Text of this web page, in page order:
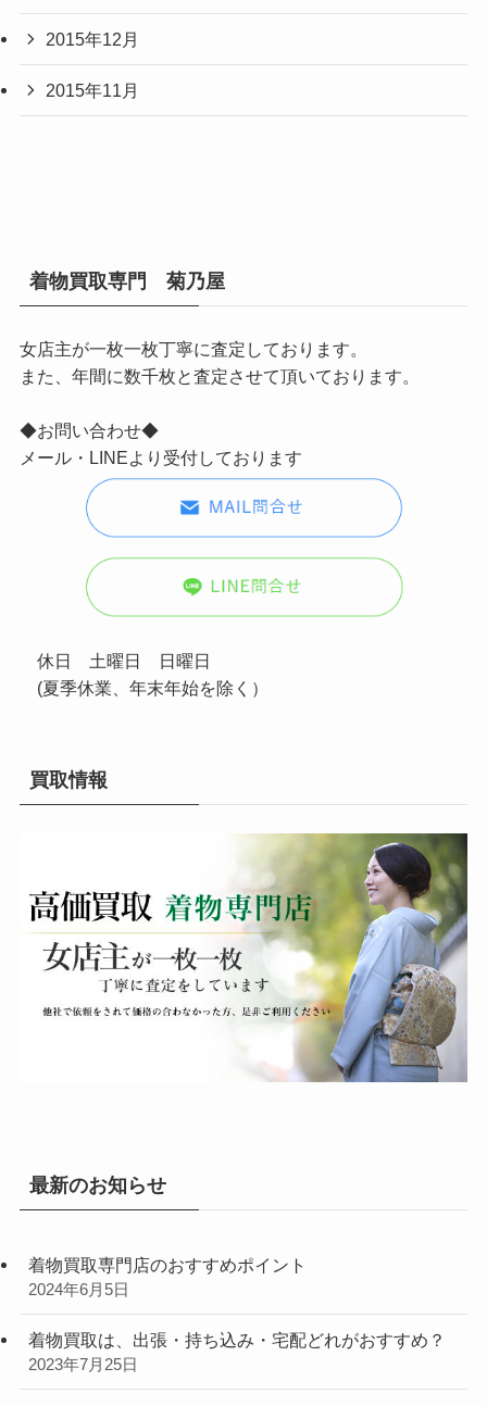
2015年12月
2015年11月
着物買取専門 菊乃屋
女店主が一枚一枚丁寧に査定しております。
また、年間に数千枚と査定させて頂いております。
◆お問い合わせ◆
メール・LINEより受付しております
休日 土曜日 日曜日
(夏季休業、年末年始を除く）
買取情報
最新のお知らせ
着物買取専門店のおすすめポイント
2024年6月5日
着物買取は、出張・持ち込み・宅配どれがおすすめ？
2023年7月25日